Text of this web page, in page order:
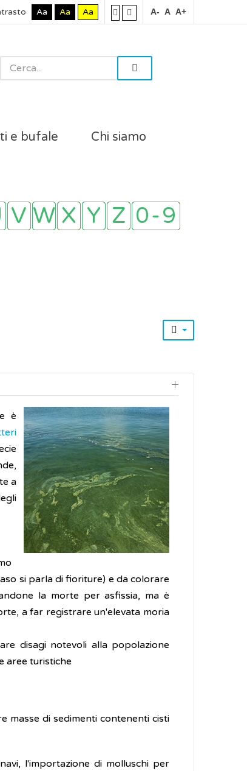
Aa Aa Aa A- A A+
e bufale Chi siamo
è
a
si parla di fioriture) e da colorare
la morte per asfissia, ma è
a far registrare un'elevata moria
disagi notevoli alla popolazione
aree turistiche
masse di sedimenti contenenti cisti
l'importazione di molluschi per